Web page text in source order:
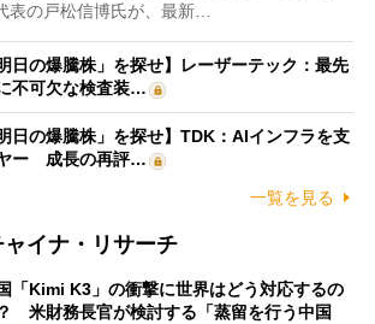
表の戸松信博氏が、最新…
日の爆騰株」を探せ】レーザーテック：最先
不可欠な検査装…
日の爆騰株」を探せ】TDK：AIインフラを支
ー 成長の再評…
一覧を見る
ャイナ・リサーチ
「Kimi K3」の衝撃に世界はどう対応するの
米財務長官が検討する「蒸留を行う中国